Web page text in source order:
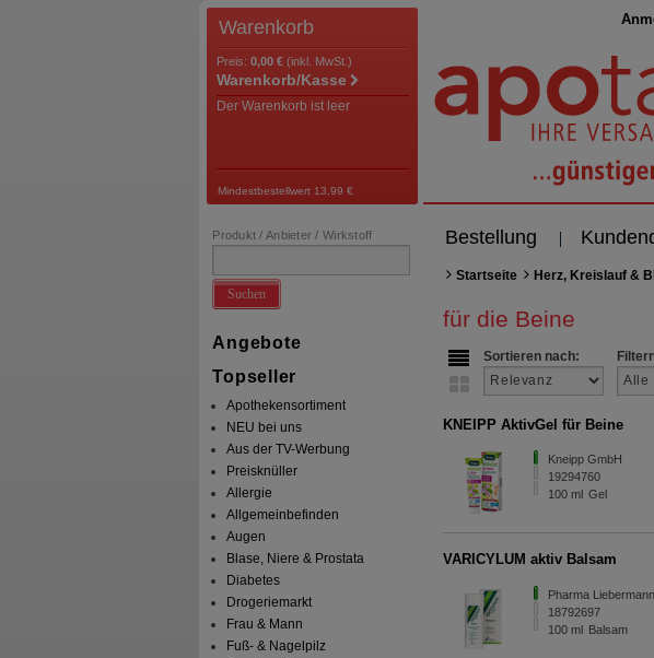
Warenkorb
Preis: 0,00 € (inkl. MwSt.)
Warenkorb/Kasse
Der Warenkorb ist leer
Mindestbestellwert 13,99 €
Bestellung
Produkt / Anbieter / Wirkstoff
Suchen
Angebote
Topseller
Apothekensortiment
NEU bei uns
Aus der TV-Werbung
Preisknüller
Allergie
Allgemeinbefinden
Augen
Blase, Niere & Prostata
Diabetes
Drogeriemarkt
Frau & Mann
Fuß- & Nagelpilz
Startseite Herz, Kreislauf &
für die Beine
Sortieren nach:
KNEIPP AktivGel für Beine
Kneipp GmbH
19294760
100 ml Gel
VARICYLUM aktiv Balsam
Pharma
18792697
100 ml Balsam